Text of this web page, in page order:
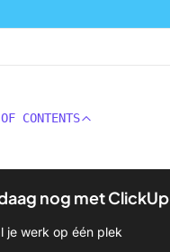
CONTENTS
nog met ClickUp
je werk op één plek